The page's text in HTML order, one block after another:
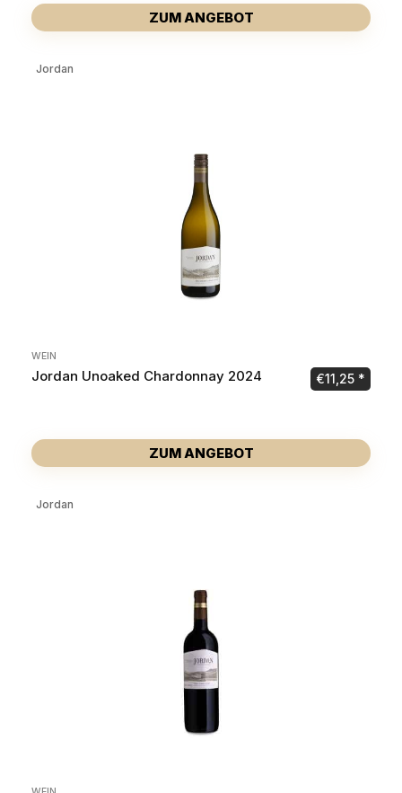
ZUM ANGEBOT
Jordan
WEIN
Jordan Unoaked Chardonnay 2024 €11,25
ZUM ANGEBOT
Jordan